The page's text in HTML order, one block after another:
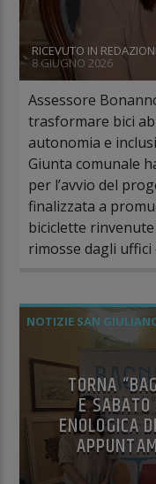
RICEVUTO IN
8 GIUGNO 2026
Assessore
trasformare bici
autonomia e
Giunta comunale
per l’avvio del
finalizzata a
biciclette
rimosse dagli
NOTIZIE SAN
TORNA
E
ENOLOGICA